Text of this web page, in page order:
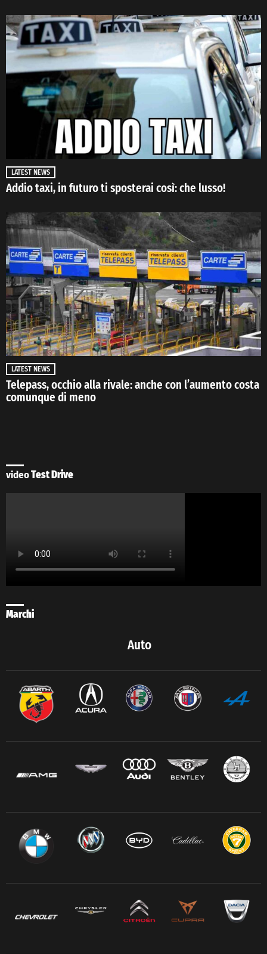
LATEST NEWS
Addio taxi, in futuro ti sposterai così: che lusso!
LATEST NEWS
Telepass, occhio alla rivale: anche con l’aumento costa
comunque di meno
videoTest Drive
Marchi
Auto